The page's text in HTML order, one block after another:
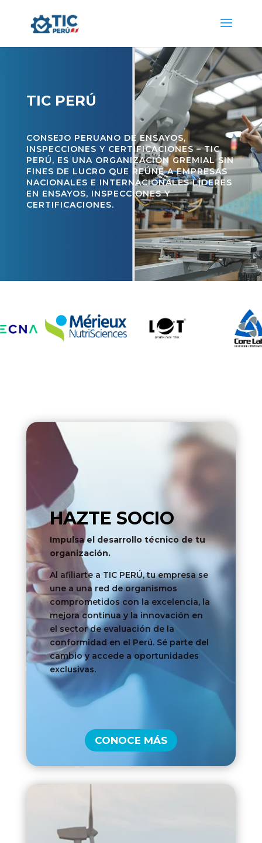
TIC PERÚ
CONSEJO PERUANO DE ENSAYOS,
INSPECCIONES Y CERTIFICACIONES – TIC
PERÚ, ES UNA ORGANIZACIÓN GREMIAL SIN
FINES DE LUCRO QUE REÚNE A EMPRESAS
NACIONALES E INTERNACIONALES LÍDERES
EN ENSAYOS, INSPECCIONES Y
CERTIFICACIONES.
HAZTE SOCIO
Impulsa el desarrollo técnico de tu
organización.
Al afiliarte a TIC PERÚ, tu empresa se
une a una red de organismos
comprometidos con la excelencia, la
mejora continua y la innovación en
el sector de evaluación de la
conformidad en el Perú. Sé parte del
cambio y accede a oportunidades
exclusivas.
CONOCE MÁS